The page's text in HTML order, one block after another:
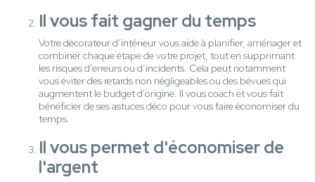
Il vous fait gagner du temps
Votre décorateur d’intérieur vous aide à planifier, aménager et
combiner chaque étape de votre projet, tout en supprimant
les risques d'erreurs ou d’incidents. Cela peut notamment
vous éviter des retards non négligeables ou des bévues qui
augmentent le budget d'origine. Il vous coach et vous fait
bénéficier de ses astuces déco pour vous faire économiser du
temps.
Il vous permet d'économiser de
l'argent